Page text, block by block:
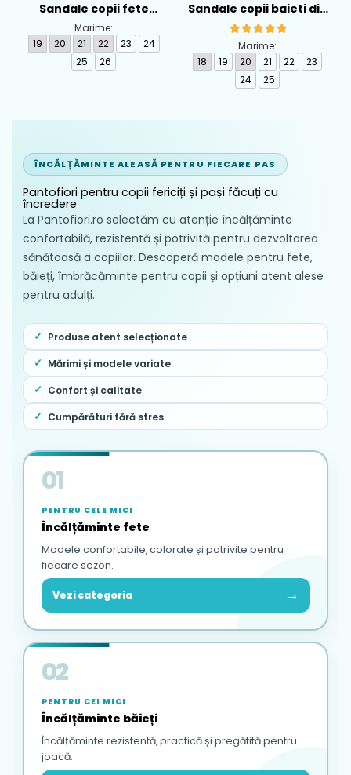
Sandale copii fete
calapod lat din textil
Biomecanics, Roz -
262193-A103
Marime:
19
20 21 22 23
24
25
26
Sandale copii baieti din
piele Biomecanics,
Albastru - 262124-A556
Marime:
18
19 20 21 22
23
24
25
ÎNCĂLȚĂMINTE ALEASĂ PENTRU FIECARE PAS
Pantofiori pentru copii fericiți și pași făcuți cu
încredere
La Pantofiori.ro selectăm cu atenție încălțăminte
confortabilă, rezistentă și potrivită pentru dezvoltarea
sănătoasă a copiilor. Descoperă modele pentru fete,
băieți, îmbrăcăminte pentru copii și opțiuni atent alese
pentru adulți.
Produse atent selecționate
Mărimi și modele variate
Confort și calitate
Cumpărături fără stres
01
PENTRU CELE MICI
Încălțăminte fete
Modele confortabile, colorate și potrivite pentru
fiecare sezon.
Vezi categoria →
02
PENTRU CEI MICI
Încălțăminte băieți
Încălțăminte rezistentă, practică și pregătită pentru
joacă.